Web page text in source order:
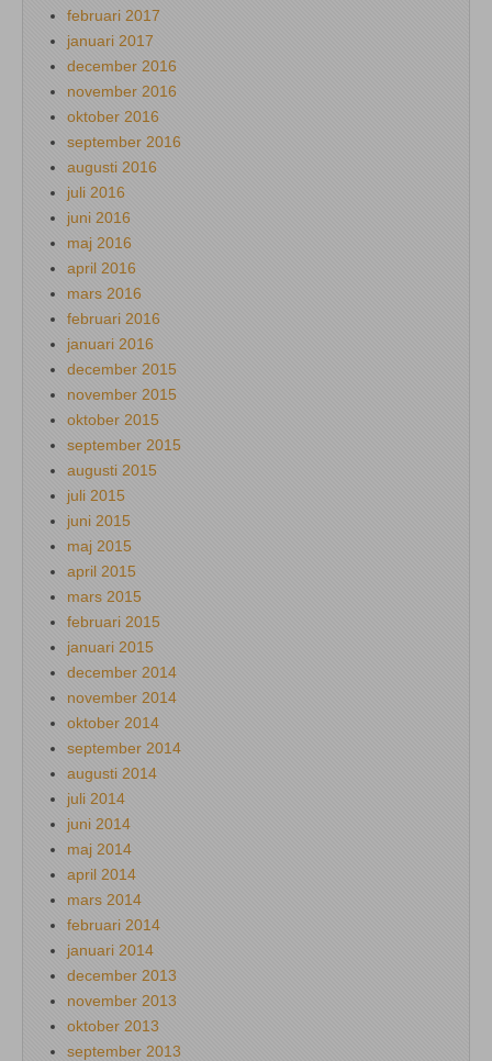
februari 2017
januari 2017
december 2016
november 2016
oktober 2016
september 2016
augusti 2016
juli 2016
juni 2016
maj 2016
april 2016
mars 2016
februari 2016
januari 2016
december 2015
november 2015
oktober 2015
september 2015
augusti 2015
juli 2015
juni 2015
maj 2015
april 2015
mars 2015
februari 2015
januari 2015
december 2014
november 2014
oktober 2014
september 2014
augusti 2014
juli 2014
juni 2014
maj 2014
april 2014
mars 2014
februari 2014
januari 2014
december 2013
november 2013
oktober 2013
september 2013